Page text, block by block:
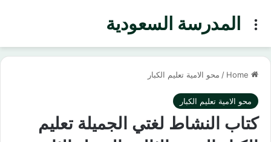
المدرسة السعوديةMenu
/ محو الامية تعليم الكبار
محو الامية تعليم الكبار
كتاب النشاط لغتي الجميلة تعليم